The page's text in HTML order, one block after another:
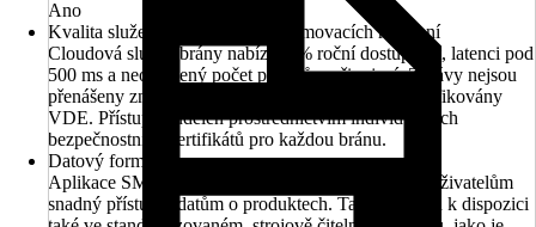
Ano
Kvalita služeb aplikačních programovacích rozhraní
Cloudová služba brány nabízí 98% roční dostupnost, latenci pod
500 ms a neomezený počet pokusů o připojení. Zprávy nejsou
přenášeny znovu. Brána, cloud a aplikace jsou certifikovány
VDE. Přístup je udělen prostřednictvím individuálních
bezpečnostních certifikátů pro každou bránu.
Datový formát
Aplikace SMART HOME by hornbach poskytuje uživatelům
snadný přístup k datům o produktech. Tato data jsou k dispozici